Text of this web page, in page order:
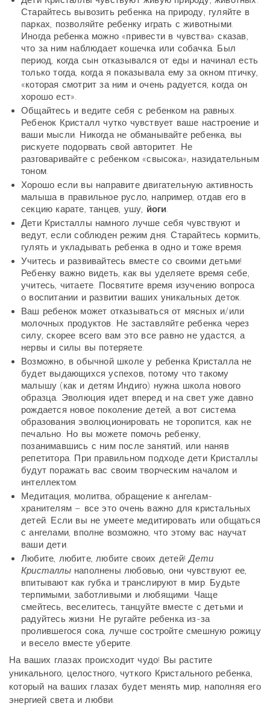
Старайтесь вывозить ребенка на природу, гуляйте в
парках, позволяйте ребенку играть с животными.
Иногда ребенка можно «привести в чувства» сказав,
что за ним наблюдает кошечка или собачка. Был
период, когда сын отказывался от еды и начинал есть
только тогда, когда я показывала ему за окном птичку,
«которая смотрит за ним и очень радуется, когда он
хорошо ест».
Общайтесь и ведите себя с ребенком на равных.
Ребенок Кристалл чутко чувствует ваше настроение и
ваши мысли. Никогда не обманывайте ребенка, вы
рискуете подорвать свой авторитет. Не
разговаривайте с ребенком «свысока», назидательным
тоном.
Хорошо если вы направите двигательную активность
малыша в правильное русло, например, отдав его в
секцию карате, танцев, ушу, йоги.
Дети Кристаллы намного лучше себя чувствуют и
ведут, если соблюден режим дня. Старайтесь кормить,
гулять и укладывать ребенка в одно и тоже время.
Учитесь и развивайтесь вместе со своими детьми!
Ребенку важно видеть, как вы уделяете время себе,
учитесь, читаете. Посвятите время изучению вопроса
о воспитании и развитии ваших уникальных деток.
Ваш ребенок может отказываться от мясных и/или
молочных продуктов. Не заставляйте ребенка через
силу, скорее всего вам это все равно не удастся, а
нервы и силы вы потеряете.
Возможно, в обычной школе у ребенка Кристалла не
будет выдающихся успехов, потому что такому
малышу (как и детям Индиго) нужна школа нового
образца. Эволюция идет вперед и на свет уже давно
рождается новое поколение детей, а вот система
образования эволюционировать не торопится, как не
печально. Но вы можете помочь ребенку,
позанимавшись с ним после занятий, или наняв
репетитора. При правильном подходе дети Кристаллы
будут поражать вас своим творческим началом и
интеллектом.
Медитация, молитва, обращение к ангелам-
хранителям – все это очень важно для кристальных
детей. Если вы не умеете медитировать или общаться
с ангелами, вполне возможно, что этому вас научат
ваши дети.
Любите, любите, любите своих детей!Дети
Кристаллынаполнены любовью, они чувствуют ее,
впитывают как губка и транслируют в мир. Будьте
терпимыми, заботливыми и любящими. Чаще
смейтесь, веселитесь, танцуйте вместе с детьми и
радуйтесь жизни. Не ругайте ребенка из-за
пролившегося сока, лучше состройте смешную рожицу
и весело вместе уберите.
На ваших глазах происходит чудо! Вы растите
уникального, целостного, чуткого Кристального ребенка,
который на ваших глазах будет менять мир, наполняя его
энергией света и любви.